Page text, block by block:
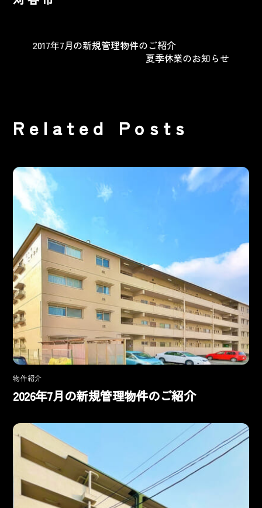
2017年7月の新規管理物件のご紹介
夏季休業のお知らせ
Related Posts
物件紹介
2026年7月の新規管理物件のご紹介